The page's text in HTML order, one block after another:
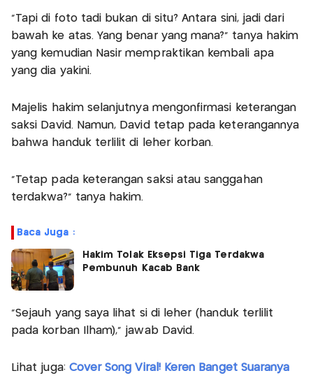
"Tapi di foto tadi bukan di situ? Antara sini, jadi dari
bawah ke atas. Yang benar yang mana?" tanya hakim
yang kemudian Nasir mempraktikan kembali apa
yang dia yakini.
Majelis hakim selanjutnya mengonfirmasi keterangan
saksi David. Namun, David tetap pada keterangannya
bahwa handuk terlilit di leher korban.
"Tetap pada keterangan saksi atau sanggahan
terdakwa?" tanya hakim.
Baca Juga :
Hakim Tolak Eksepsi Tiga Terdakwa
Pembunuh Kacab Bank
"Sejauh yang saya lihat si di leher (handuk terlilit
pada korban Ilham)," jawab David.
Lihat juga: Cover Song Viral! Keren Banget Suaranya